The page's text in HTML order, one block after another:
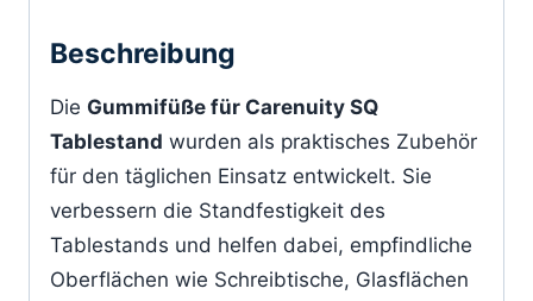
Beschreibung
Die Gummifüße für Carenuity SQ
Tablestand wurden als praktisches Zubehör
für den täglichen Einsatz entwickelt. Sie
verbessern die Standfestigkeit des
Tablestands und helfen dabei, empfindliche
Oberflächen wie Schreibtische, Glasflächen